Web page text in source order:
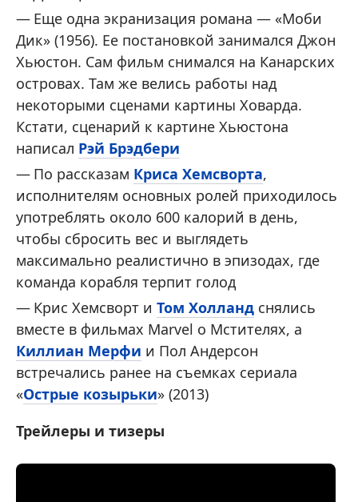
Еще одна экранизация романа — «Моби
Дик» (1956). Ее постановкой занимался Джон
Хьюстон. Сам фильм снимался на Канарских
островах. Там же велись работы над
некоторыми сценами картины Ховарда.
Кстати, сценарий к картине Хьюстона
написал Рэй Брэдбери
По рассказам Криса Хемсворта,
исполнителям основных ролей приходилось
употреблять около 600 калорий в день,
чтобы сбросить вес и выглядеть
максимально реалистично в эпизодах, где
команда корабля терпит голод
Крис Хемсворт и Том Холланд снялись
вместе в фильмах Marvel о Мстителях, а
Киллиан Мерфи и Пол Андерсон
встречались ранее на съемках сериала
«Острые козырьки» (2013)
Трейлеры и тизеры